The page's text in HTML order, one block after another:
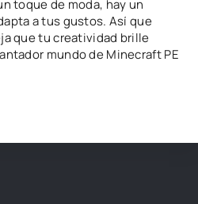
toque de moda, hay un
a tus gustos. Así que
que tu creatividad brille
mundo de Minecraft PE